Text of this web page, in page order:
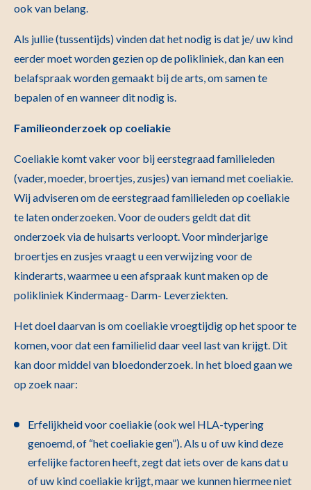
ook van belang.
Als jullie (tussentijds) vinden dat het nodig is dat je/ uw kind
eerder moet worden gezien op de polikliniek, dan kan een
belafspraak worden gemaakt bij de arts, om samen te
bepalen of en wanneer dit nodig is.
Familieonderzoek op coeliakie
Coeliakie komt vaker voor bij eerstegraad familieleden
(vader, moeder, broertjes, zusjes) van iemand met coeliakie.
Wij adviseren om de eerstegraad familieleden op coeliakie
te laten onderzoeken. Voor de ouders geldt dat dit
onderzoek via de huisarts verloopt. Voor minderjarige
broertjes en zusjes vraagt u een verwijzing voor de
kinderarts, waarmee u een afspraak kunt maken op de
polikliniek Kindermaag- Darm- Leverziekten.
Het doel daarvan is om coeliakie vroegtijdig op het spoor te
komen, voor dat een familielid daar veel last van krijgt. Dit
kan door middel van bloedonderzoek. In het bloed gaan we
op zoek naar:
Erfelijkheid voor coeliakie (ook wel HLA-typering
genoemd, of “het coeliakie gen”). Als u of uw kind deze
erfelijke factoren heeft, zegt dat iets over de kans dat u
of uw kind coeliakie krijgt, maar we kunnen hiermee niet